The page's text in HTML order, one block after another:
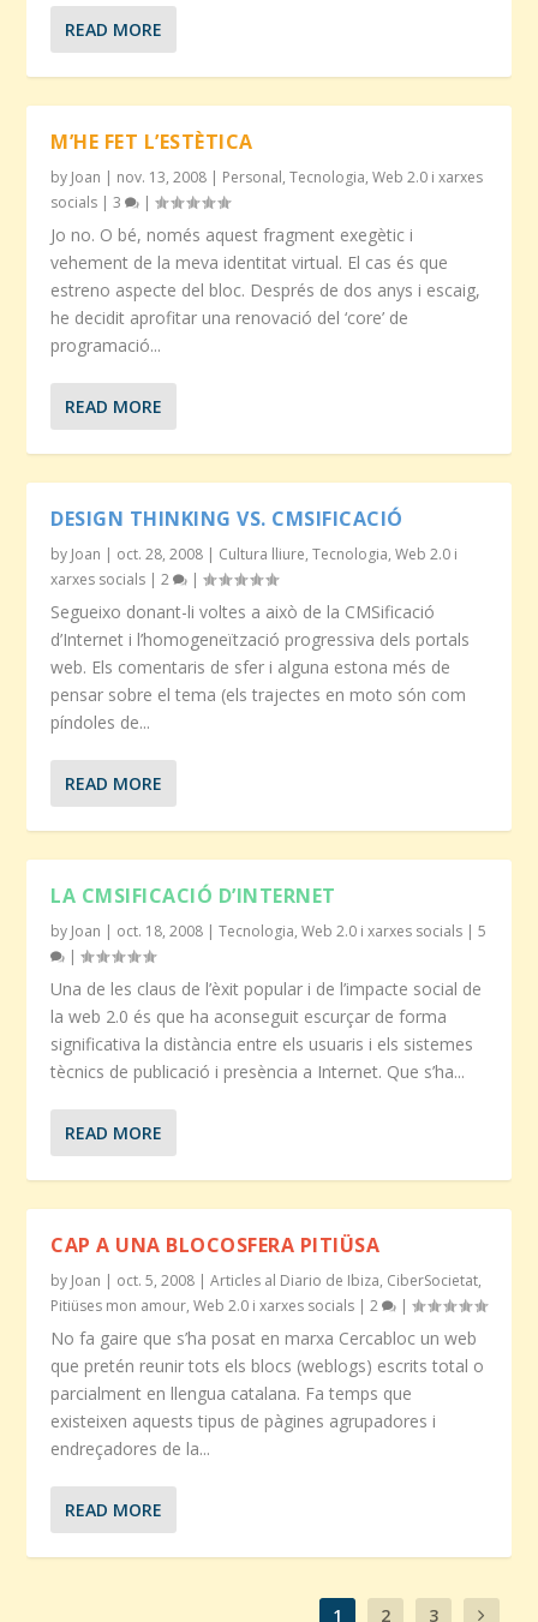
READ MORE
M’HE FET L’ESTÈTICA
by Joan | nov. 13, 2008 | Personal,Tecnologia,Web 2.0 i xarxes
socials |3 |
Jo no. O bé, només aquest fragment exegètic i
vehement de la meva identitat virtual. El cas és que
estreno aspecte del bloc. Després de dos anys i escaig,
he decidit aprofitar una renovació del ‘core’ de
programació...
READ MORE
DESIGN THINKING VS. CMSIFICACIÓ
by Joan | oct. 28, 2008 | Cultura lliure,Tecnologia,Web 2.0 i
xarxes socials |2 |
Segueixo donant-li voltes a això de la CMSificació
d’Internet i l’homogeneïtzació progressiva dels portals
web. Els comentaris de sfer i alguna estona més de
pensar sobre el tema (els trajectes en moto són com
píndoles de...
READ MORE
LA CMSIFICACIÓ D’INTERNET
by Joan | oct. 18, 2008 |Tecnologia,Web 2.0 i xarxes socials |5
|
Una de les claus de l’èxit popular i de l’impacte social de
la web 2.0 és que ha aconseguit escurçar de forma
significativa la distància entre els usuaris i els sistemes
tècnics de publicació i presència a Internet. Que s’ha...
READ MORE
CAP A UNA BLOCOSFERA PITIÜSA
by Joan | oct. 5, 2008 |Articles al Diario de Ibiza, CiberSocietat,
Pitiüses mon amour,Web 2.0 i xarxes socials |2 |
No fa gaire que s’ha posat en marxa Cercabloc un web
que pretén reunir tots els blocs (weblogs) escrits total o
parcialment en llengua catalana. Fa temps que
existeixen aquests tipus de pàgines agrupadores i
endreçadores de la...
READ MORE
1 2 3